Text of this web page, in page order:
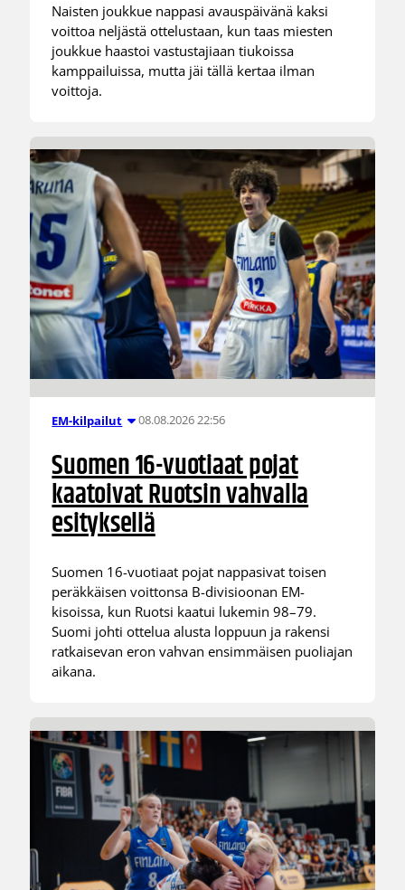
Naisten joukkue nappasi avauspäivänä kaksi
voittoa neljästä ottelustaan, kun taas miesten
joukkue haastoi vastustajiaan tiukoissa
kamppailuissa, mutta jäi tällä kertaa ilman
voittoja.
EM-kilpailut 08.08.2026 22:56
Suomen 16-vuotiaat pojat
kaatoivat Ruotsin vahvalla
esityksellä
Suomen 16-vuotiaat pojat nappasivat toisen
peräkkäisen voittonsa B-divisioonan EM-
kisoissa, kun Ruotsi kaatui lukemin 98–79.
Suomi johti ottelua alusta loppuun ja rakensi
ratkaisevan eron vahvan ensimmäisen puoliajan
aikana.